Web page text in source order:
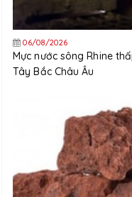
06/08/2026
Mực nước sông Rhine
Tây Bắc Châu Âu